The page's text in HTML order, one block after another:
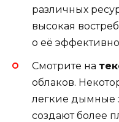
различных
высокая
о её
Смотрите на
облаков.
легкие дымные
создают более